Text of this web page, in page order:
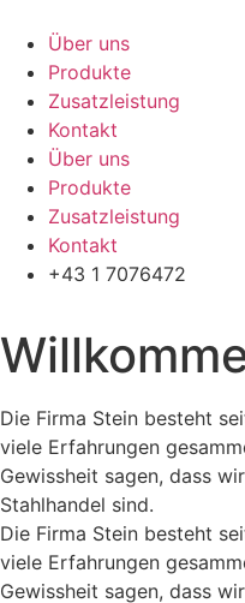
Inhalt
springen
Über uns
Produkte
Zusatzleistung
Kontakt
Über uns
Produkte
Zusatzleistung
Kontakt
+43 1 7076472
Die Firma Stein besteht
viele Erfahrungen
Gewissheit sagen, dass
Stahlhandel sind.
Die Firma Stein besteht
viele Erfahrungen
Gewissheit sagen, dass